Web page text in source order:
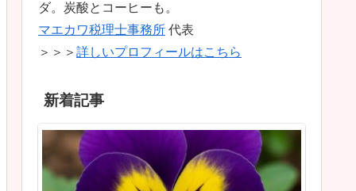
ダ。炭酸とコーヒーも。
マエカワ税理士事務所 代表
＞＞＞ 詳しいプロフィールはこちら
新着記事